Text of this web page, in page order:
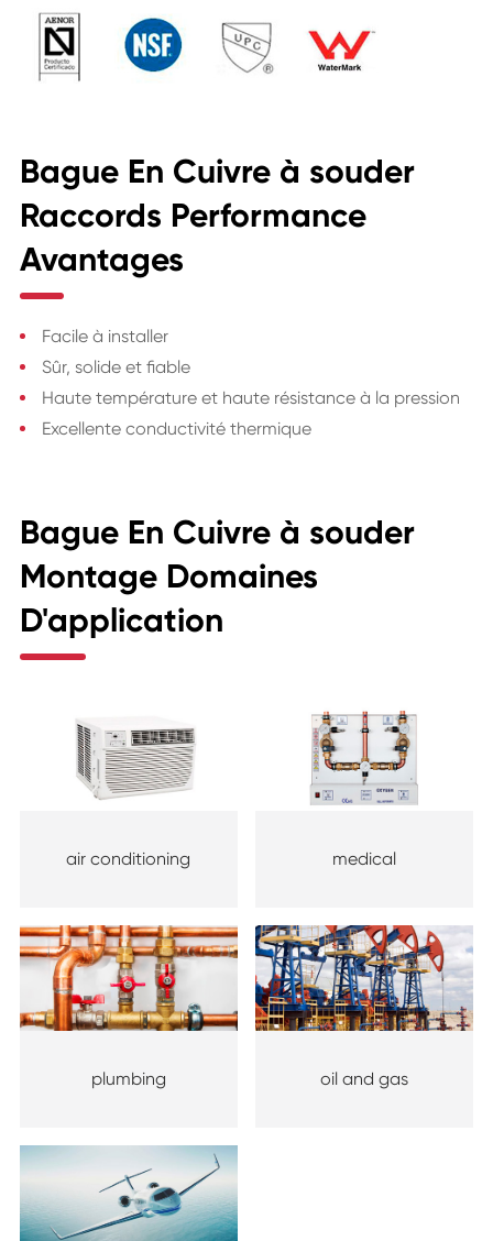
Bague En Cuivre à souder
Raccords Performance
Avantages
Facile à installer
Sûr, solide et fiable
Haute température et haute résistance à la pression
Excellente conductivité thermique
Bague En Cuivre à souder
Montage Domaines
D'application
air conditioning medical
plumbing oil and gas